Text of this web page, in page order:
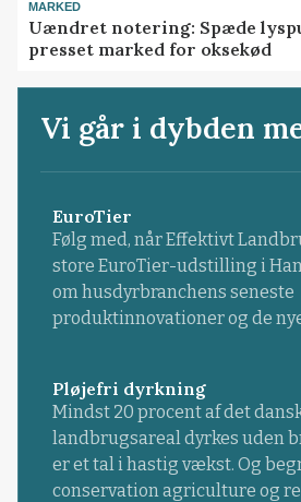
MARKED
Uændret notering: Spæde
presset marked for oksekød
Vi går i dybden
EuroTier
Følg med, når Effektivt
store EuroTier-udstilling i
om husdyrbranchens seneste
produktinnovationer og de
Pløjefri dyrkning
Mindst 20 procent af det
landbrugsareal dyrkes uden
er et tal i hastig vækst. Og
conservation agriculture og